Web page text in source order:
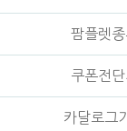
팜플렛
쿠폰전
카달로그